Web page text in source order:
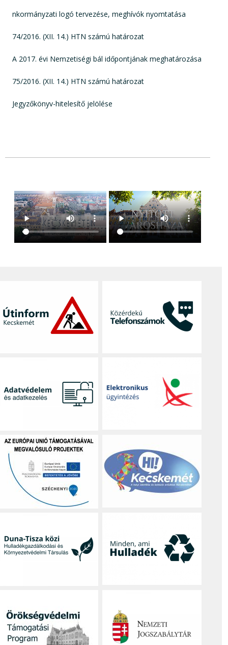
nkormányzati logó tervezése, meghívók nyomtatása
74/2016. (XII. 14.) HTN számú határozat
A 2017. évi Nemzetiségi bál időpontjának meghatározása
75/2016. (XII. 14.) HTN számú határozat
Jegyzőkönyv-hitelesítő jelölése